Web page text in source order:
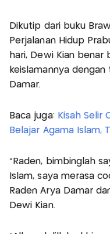
Dikutip dari buku
Perjalanan Hidup
hari, Dewi Kian benar
keislamannya
Damar.
Baca juga: Kisah Selir
Belajar Agama Islam,
"Raden, bimbinglah
Islam, saya merasa
Raden Arya Damar
Dewi Kian.